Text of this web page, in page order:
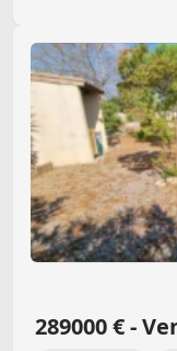
289000 € -